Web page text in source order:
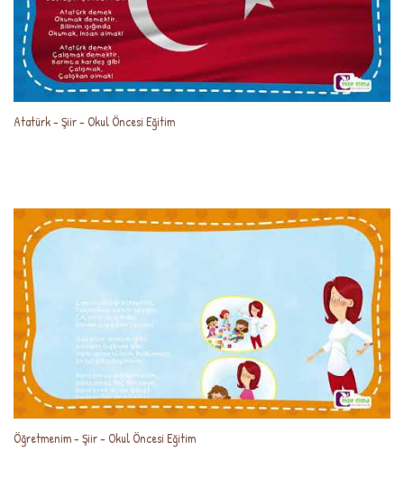
Atatürk - Şiir - Okul Öncesi Eğitim
Öğretmenim - Şiir - Okul Öncesi Eğitim